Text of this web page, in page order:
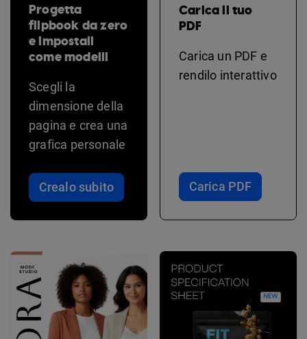
Progetta
flipbook da zero
e impostali
come modelli
Scegli la
dimensione della
pagina e crea una
grafica personale
Crealo subito
Carica il tuo
PDF
Carica un PDF e
rendilo interattivo
Carica PDF